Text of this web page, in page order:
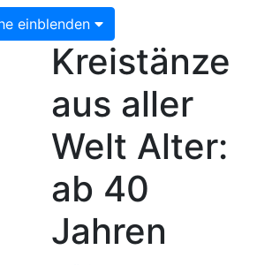
einblenden
Kreistänze
aus aller
Welt Alter:
ab 40
Jahren